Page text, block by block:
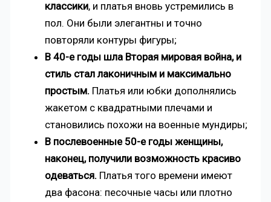
классики, и платья вновь устремились в
пол. Они были элегантны и точно
повторяли контуры фигуры;
В 40-е годы шла Вторая мировая война, и
стиль стал лаконичным и максимально
простым. Платья или юбки дополнялись
жакетом с квадратными плечами и
становились похожи на военные мундиры;
В послевоенные 50-е годы женщины,
наконец, получили возможность красиво
одеваться. Платья того времени имеют
два фасона: песочные часы или плотно